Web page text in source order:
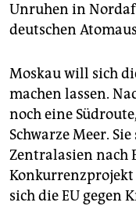
Unruhen in
deutschen
Moskau will sich
machen lassen.
noch eine
Schwarze Meer.
Zentralasien nach
Konkurrenzprojekt
sich die EU gegen